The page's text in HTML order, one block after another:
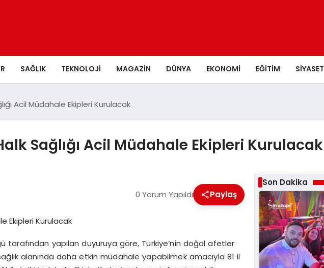
SAĞLIK TEKNOLOJI MAGAZIN DÜNYA EKONOMI EĞITIM SIYASET
Acil Müdahale Ekipleri Kurulacak
Sağlığı Acil Müdahale Ekipleri Kurulacak
0 Yorum Yapıldı Paylaş
tarafından yapılan duyuruya göre, Türkiye’nin doğal afetler
alanında daha etkin müdahale yapabilmek amacıyla 81 il
Son Dakika